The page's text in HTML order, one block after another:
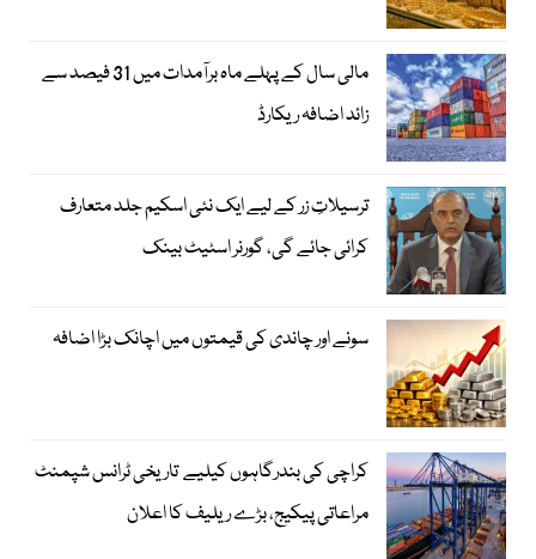
مالی سال کے پہلے ماہ برآمدات میں 31 فیصد سے
زائد اضافہ ریکارڈ
ترسیلاتِ زر کے لیے ایک نئی اسکیم جلد متعارف
کرائی جائے گی، گورنر اسٹیٹ بینک
سونے اور چاندی کی قیمتوں میں اچانک بڑا اضافہ
کراچی کی بندرگاہوں کیلیے تاریخی ٹرانس شپمنٹ
مراعاتی پیکیج، بڑے ریلیف کا اعلان